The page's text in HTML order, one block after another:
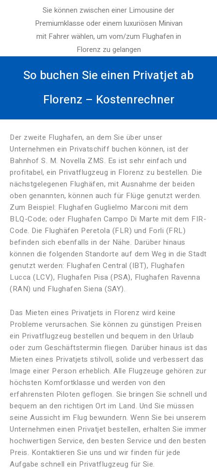
Sie können zwischen einer Limousine der
Premiumklasse oder einem luxuriösen Minivan
mit Fahrer wählen, um vom/zum Flughafen in
Florenz zu gelangen
So buchen Sie einen Privatjet ab
Florenz – Kostenrechner
Der zweite Flughafen, an dem Sie über unser
Unternehmen ein Privatschiff buchen können, ist der
Bahnhof S. M. Novella ZMS. Es ist sehr einfach und
profitabel, ein Privatflugzeug in Florenz zu bestellen. Die
nächstgelegenen Flughäfen, mit Ausnahme der beiden
oben genannten, können auch für Flüge genutzt werden.
Zum Beispiel: Flughafen Guglielmo Marconi mit dem
BLQ-Code; oder Flughafen Campo Di Marte mit dem FIR-
Code. Die Flughäfen Peretola (FLR) und Forli (FRL)
befinden sich ebenfalls in der Nähe. Darüber hinaus
können die folgenden Standorte auf dem Weg in die Stadt
genutzt werden: Flughafen Central (IBT), Flughafen
Lucca (LCV), Flughafen Pisa (PSA), Flughafen Ravenna
(RAN) und Flughafen Siena (SAY).
Das Mieten eines Privatjets in Florenz wird keine
Probleme verursachen. Sie können zu günstigen Preisen
ein Privatflugzeug bestellen und bequem in den Urlaub
oder zum Geschäftstermin fliegen. Darüber hinaus ist das
Mieten eines Privatjets stilvoll, solide und verbessert das
Image einer Person erheblich. Alle Flugzeuge gehören zur
höchsten Komfortklasse und werden von den
erfahrensten Piloten geflogen. Sie bringen Sie schnell und
bequem an den richtigen Ort im Land. Und Sie müssen
seine Aussicht im Flug bewundern. Wenn Sie bei unserem
Unternehmen einen Privatjet bestellen, erhalten Sie immer
hochwertigen Service, den besten Service und den besten
Preis. Kontaktieren Sie uns und wir finden für jede
Aufgabe schnell ein Privatflugzeug für Sie.